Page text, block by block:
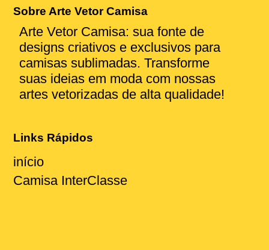
Sobre Arte Vetor Camisa
Arte Vetor Camisa: sua fonte de
designs criativos e exclusivos para
camisas sublimadas. Transforme
suas ideias em moda com nossas
artes vetorizadas de alta qualidade!
Links Rápidos
início
Camisa InterClasse